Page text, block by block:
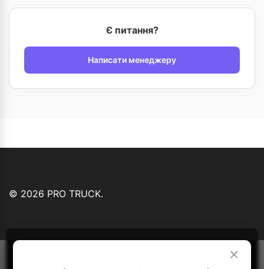
Є питання?
Написати менеджеру
© 2026 PRO TRUCK.
×